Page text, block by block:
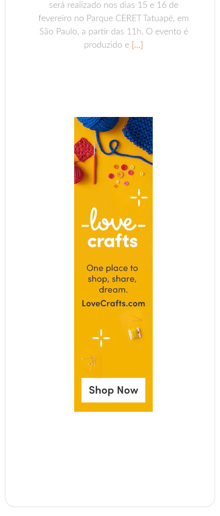
será realizado nos dias 15 e 16 de
fevereiro no Parque CERET Tatuapé, em
São Paulo, a partir das 11h. O evento é
produzido e […]